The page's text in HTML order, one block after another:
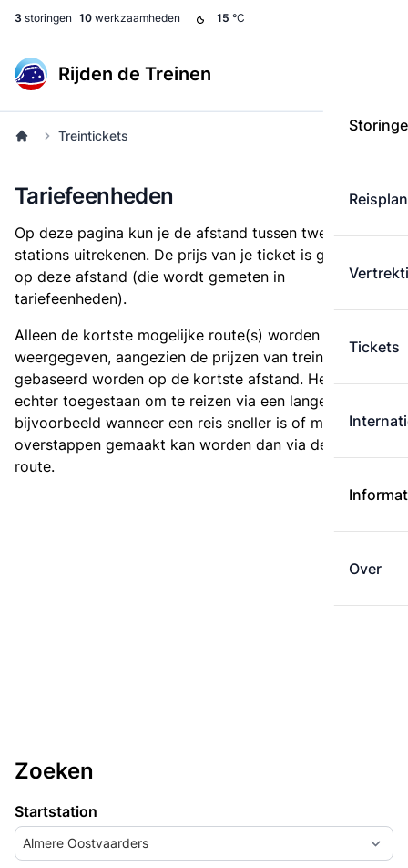
3 storingen 10 werkzaamheden 15 °C
Rijden de Treinen
Tickets
Over
Treintickets
Tariefeenheden
Op deze pagina kun je de afstand tussen twee
stations uitrekenen. De prijs van je ticket is gebaseerd
op deze afstand (die wordt gemeten in
tariefeenheden).
Alleen de kortste mogelijke route(s) worden
weergegeven, aangezien de prijzen van treintickets
gebaseerd worden op de kortste afstand. Het is
echter toegestaan om te reizen via een langere route,
bijvoorbeeld wanneer een reis sneller is of met minder
overstappen gemaakt kan worden dan via de kortste
route.
Zoeken
Startstation
Almere Oostvaarders